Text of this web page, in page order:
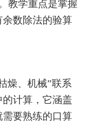
教学重点是掌握
数除法的验算
燥、机械”联系
计算，它涵盖
要熟练的口算